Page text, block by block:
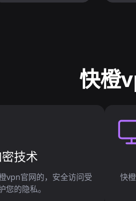
快橙
技术
vpn官网的，安全访问受
您的隐私。
快